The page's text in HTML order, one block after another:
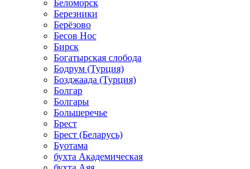
Беломорск
Березники
Берёзово
Бесов Нос
Бирск
Богатырская слобода
Бодрум (Турция)
Бозджаада (Турция)
Болгар
Болгары
Большеречье
Брест
Брест (Беларусь)
Буотама
бухта Академическая